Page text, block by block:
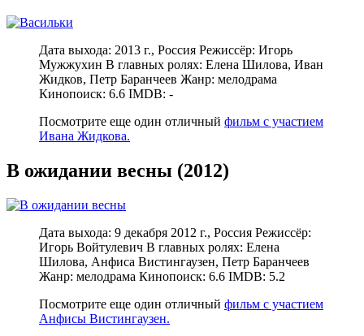
Дата выхода: 2013 г., Россия Режиссёр: Игорь
Мужжухин В главных ролях: Елена Шилова, Иван
Жидков, Петр Баранчеев Жанр: мелодрама
Кинопоиск: 6.6 IMDB: -
Посмотрите еще один отличный фильм с участием
Ивана Жидкова.
В ожидании весны (2012)
Дата выхода: 9 декабря 2012 г., Россия Режиссёр:
Игорь Войтулевич В главных ролях: Елена
Шилова, Анфиса Вистингаузен, Петр Баранчеев
Жанр: мелодрама Кинопоиск: 6.6 IMDB: 5.2
Посмотрите еще один отличный фильм с участием
Анфисы Вистингаузен.